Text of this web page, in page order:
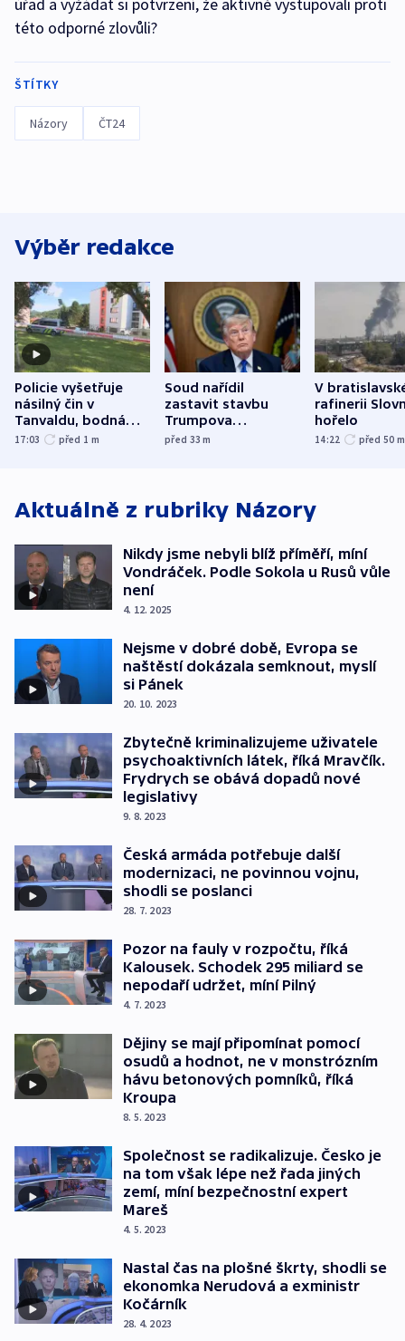
úřad a vyžádat si potvrzení, že aktivně vystupovali proti
této odporné zlovůli?
ŠTÍTKY
Názory ČT24
Výběr redakce
Policie vyšetřuje
násilný čin v
Tanvaldu, bodná
zranění při něm
17:03 před 1 m
Soud nařídil
zastavit stavbu
Trumpova
tanečního sálu
před 33m
V
rafinerii
hořelo
14:22 před 50 m
Aktuálně z rubriky Názory
Nikdy jsme nebyli blíž příměří, míní
Vondráček. Podle Sokola u Rusů vůle
není
4. 12. 2025
Nejsme v dobré době, Evropa se
naštěstí dokázala semknout, myslí
si Pánek
20. 10. 2023
Zbytečně kriminalizujeme uživatele
psychoaktivních látek, říká Mravčík.
Frydrych se obává dopadů nové
legislativy
9. 8. 2023
Česká armáda potřebuje další
modernizaci, ne povinnou vojnu,
shodli se poslanci
28. 7. 2023
Pozor na fauly v rozpočtu, říká
Kalousek. Schodek 295 miliard se
nepodaří udržet, míní Pilný
4. 7. 2023
Dějiny se mají připomínat pomocí
osudů a hodnot, ne v monstrózním
hávu betonových pomníků, říká
Kroupa
8. 5. 2023
Společnost se radikalizuje. Česko je
na tom však lépe než řada jiných
zemí, míní bezpečnostní expert
Mareš
4. 5. 2023
Nastal čas na plošné škrty, shodli se
ekonomka Nerudová a exministr
Kočárník
28. 4. 2023